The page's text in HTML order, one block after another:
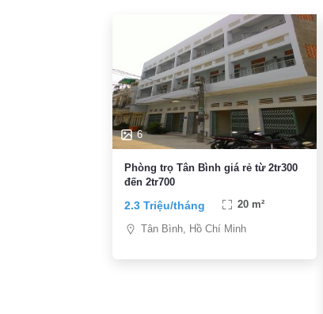
6
Phòng trọ Tân Bình giá rẻ từ 2tr300
đến 2tr700
2.3 Triệu/tháng 20 m²
Tân Bình, Hồ Chí Minh